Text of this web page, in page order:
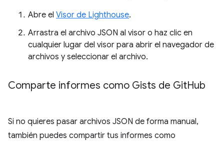
Abre el Visor de Lighthouse.
Arrastra el archivo JSON al visor o haz clic en
cualquier lugar del visor para abrir el navegador de
archivos y seleccionar el archivo.
Comparte informes como Gists de GitHub
Si no quieres pasar archivos JSON de forma manual,
también puedes compartir tus informes como